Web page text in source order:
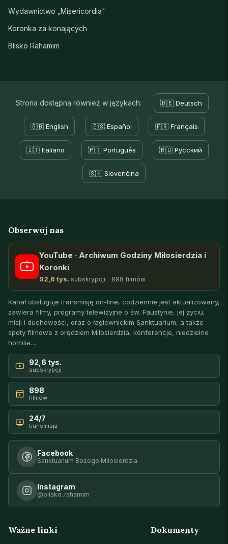
Wydawnictwo „Misericordia"
Koronka za konających
Blisko Rahamim
Strona dostępna również w językach: 🇩🇪 Deutsch
🇬🇧 English 🇪🇸 Español 🇫🇷 Français
🇮🇹 Italiano 🇵🇹 Português 🇷🇺 Русский
🇸🇰 Slovenčina
Obserwuj nas
YouTube · Archiwum Godziny Miłosierdzia i
Koronki
92,6 tys. subskrypcji · 898 filmów
Kanał obsługuje transmisję on-line, codziennie jest aktualizowany,
zawiera filmy, programy telewizyjne o św. Faustynie, jej życiu,
misji i duchowości, oraz o łagiewnickim Sanktuarium, a także
spoty filmowe z orędziem Miłosierdzia, konferencje, niedzielne
homilie…
92,6 tys.
subskrypcji
898
filmów
24/7
transmisja
Facebook
Sanktuarium Bożego Miłosierdzia
Instagram
@blisko_rahamim
Ważne linki Dokumenty